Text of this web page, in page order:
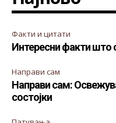
Факти и цитати
Интересни факти што
Направи сам
Направи сам:
состојки